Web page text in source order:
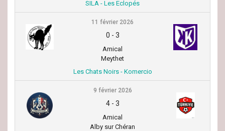
SILA - Les Eclopés
11 février 2026
0 - 3
Amical
Meythet
Les Chats Noirs - Komercio
9 février 2026
4- 3
Amical
Alby sur Chéran